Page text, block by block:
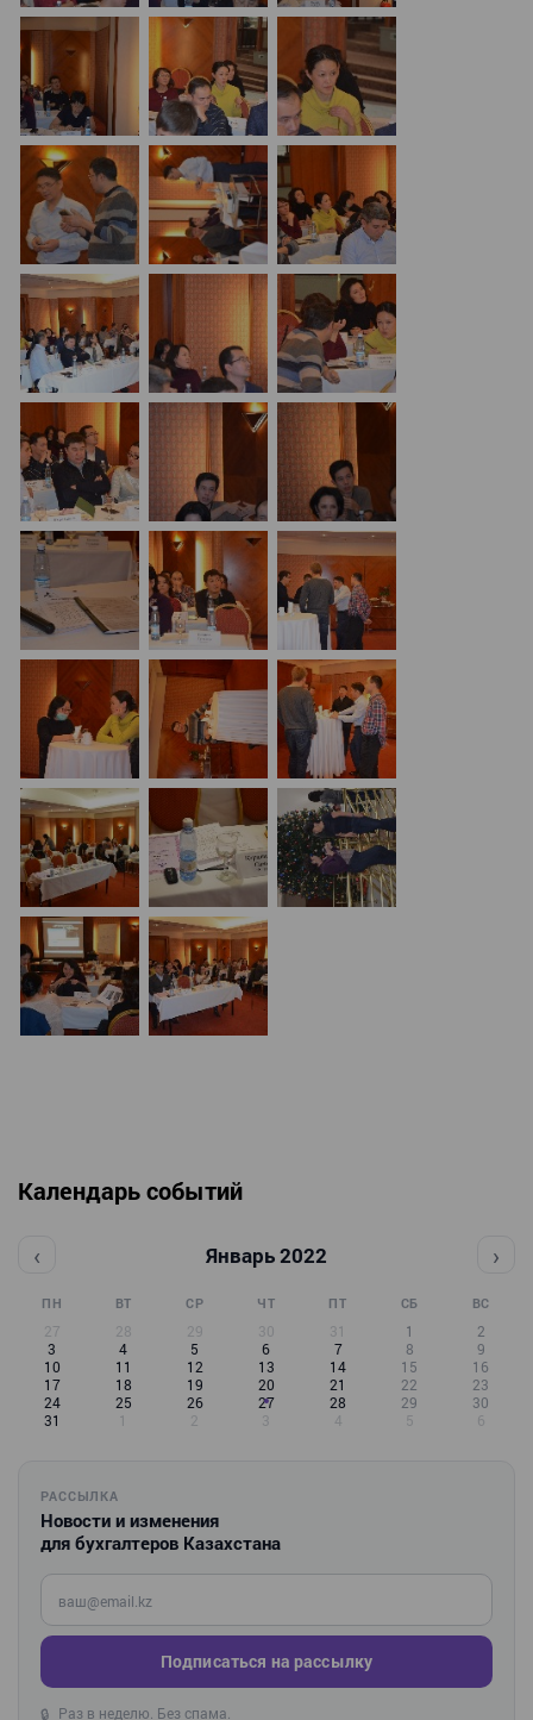
Календарь событий
‹ Январь 2022 ›
ПН ВТ СР ЧТ ПТ СБ ВС
27 28 29 30 31 1
2
3
4 5 6 7 8
9
10
11 12 13 14 15
16
17
18 19 20 21 22
23
24
25 26 27 28 29
30
31
1 2 3 4 5 6
РАССЫЛКА
Новости и изменения
для бухгалтеров Казахстана
Введите ваш e-mail
Подписаться на рассылку
🔒 Раз в неделю. Без спама.